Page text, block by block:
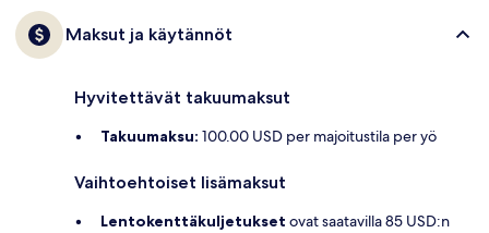
Maksut ja käytännöt
Hyvitettävät takuumaksut
Takuumaksu: 100.00 USD per majoitustila per yö
Vaihtoehtoiset lisämaksut
Lentokenttäkuljetukset ovat saatavilla 85 USD:n